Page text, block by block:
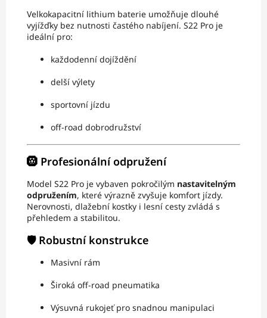
Velkokapacitní lithium baterie umožňuje dlouhé
vyjížďky bez nutnosti častého nabíjení. S22 Pro je
ideální pro:
každodenní dojíždění
delší výlety
sportovní jízdu
off-road dobrodružství
🛞 Profesionální odpružení
Model S22 Pro je vybaven pokročilým nastavitelným
odpružením, které výrazně zvyšuje komfort jízdy.
Nerovnosti, dlažební kostky i lesní cesty zvládá s
přehledem a stabilitou.
🛡️ Robustní konstrukce
Masivní rám
Široká off-road pneumatika
Výsuvná rukojeť pro snadnou manipulaci